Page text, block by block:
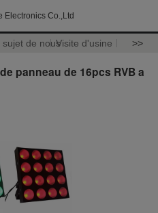
Electronics Co.,Ltd
sujet de nousVisite d'usine >>
panneau de 16pcs RVB a